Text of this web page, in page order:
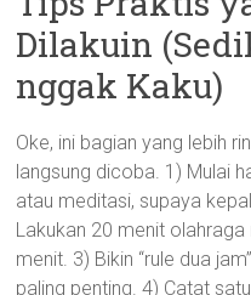
Dilakuin
nggak Kaku)
Oke, ini bagian yang lebih
langsung dicoba. 1) Mulai
atau meditasi, supaya
Lakukan 20 menit
menit. 3) Bikin “rule dua
paling penting. 4) Catat